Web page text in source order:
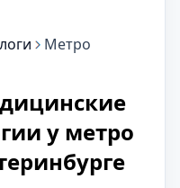
Метро
у метро